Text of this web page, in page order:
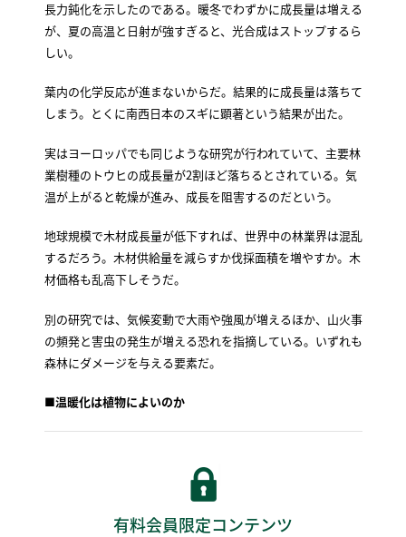
長力鈍化を示したのである。暖冬でわずかに成長量は増える
が、夏の高温と日射が強すぎると、光合成はストップするら
しい。
葉内の化学反応が進まないからだ。結果的に成長量は落ちて
しまう。とくに南西日本のスギに顕著という結果が出た。
実はヨーロッパでも同じような研究が行われていて、主要林
業樹種のトウヒの成長量が2割ほど落ちるとされている。気
温が上がると乾燥が進み、成長を阻害するのだという。
地球規模で木材成長量が低下すれば、世界中の林業界は混乱
するだろう。木材供給量を減らすか伐採面積を増やすか。木
材価格も乱高下しそうだ。
別の研究では、気候変動で大雨や強風が増えるほか、山火事
の頻発と害虫の発生が増える恐れを指摘している。いずれも
森林にダメージを与える要素だ。
■温暖化は植物によいのか
有料会員限定コンテンツ